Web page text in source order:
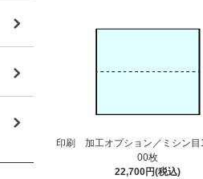
印刷 加工オプション／ミシン
00枚
22,700円(税込)